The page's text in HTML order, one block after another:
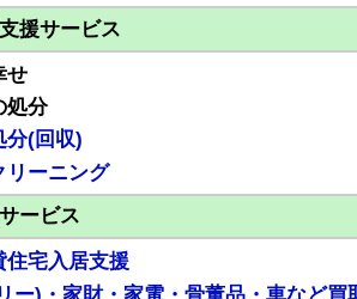
援サービス
せ
処分
分(回収)
リーニング
ービス
住宅入居支援